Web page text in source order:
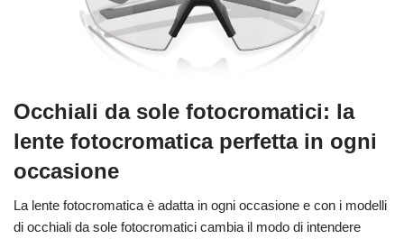
Occhiali da sole fotocromatici: la
lente fotocromatica perfetta in ogni
occasione
La lente fotocromatica è adatta in ogni occasione e con i modelli
di occhiali da sole fotocromatici cambia il modo di intendere